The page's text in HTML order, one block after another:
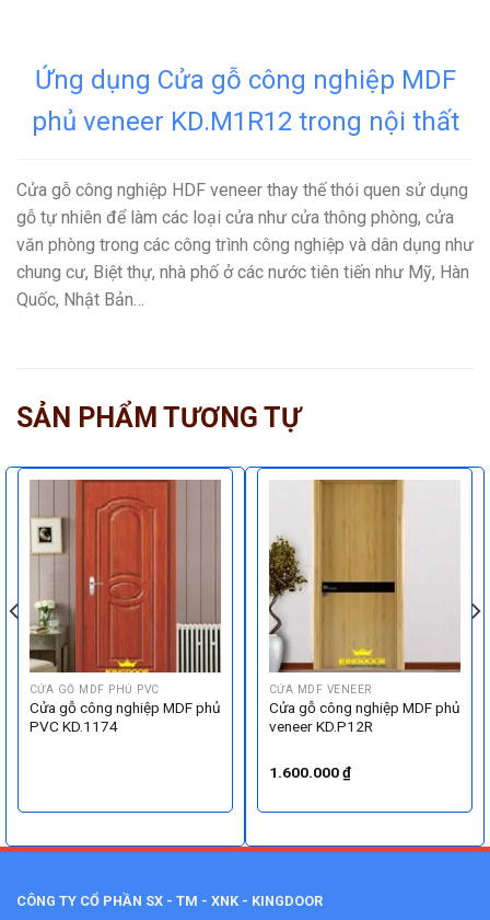
Ứng dụng Cửa gỗ công nghiệp MDF
phủ veneer KD.M1R12 trong nội thất
Cửa gỗ công nghiệp HDF veneer thay thế thói quen sử dụng
gỗ tự nhiên để làm các loại cửa như cửa thông phòng, cửa
văn phòng trong các công trình công nghiệp và dân dụng như
chung cư, Biệt thự, nhà phố ở các nước tiên tiến như Mỹ, Hàn
Quốc, Nhật Bản…
SẢN PHẨM TƯƠNG TỰ
CỬA GỖ MDF PHỦ PVC
Cửa gỗ công nghiệp MDF phủ
PVC KD.1174
CỬA MDF VENEER
Cửa gỗ công nghiệp MDF phủ
veneer KD.P12R
1.600.000₫
CÔNG TY CỔ PHẦN SX - TM - XNK - KINGDOOR